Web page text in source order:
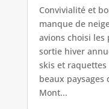
Convivialité et
manque de
avions choisi
sortie hiver
skis et
beaux paysages
Mont...